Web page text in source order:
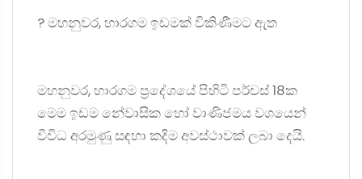
?️ මහනුවර, හාරගම ඉඩමක් විකිණීමට ඇත
මහනුවර, හාරගම ප්‍රදේශයේ පිහිටි පර්චස් 18ක
මෙම ඉඩම නේවාසික හෝ වාණිජමය වශයෙන්
විවිධ අරමුණු සඳහා කදිම අවස්ථාවක් ලබා දෙයි.